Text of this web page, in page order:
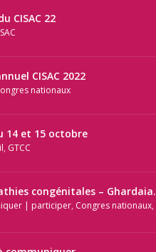
CISAC 22
CISAC 2022
nationaux
14 et 15 octobre
, GTCC
congénitales – Ghardaia.
| participer, Congres nationaux,